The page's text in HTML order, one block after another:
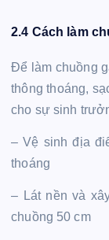
2.4 Cách làm
Để làm chuồng
thông thoáng,
cho sự sinh
– Vệ sinh địa
thoáng
– Lát nền và
chuồng 50 cm